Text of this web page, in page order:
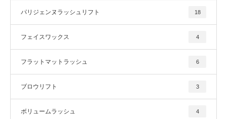
パリジェンヌラッシュリフト 18
フェイスワックス 4
フラットマットラッシュ 6
ブロウリフト 3
ボリュームラッシュ 4